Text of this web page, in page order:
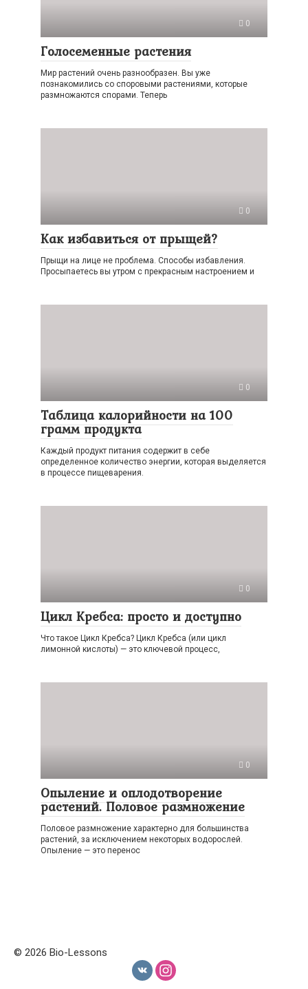
0
Голосеменные растения
Мир растений очень разнообразен. Вы уже
познакомились со споровыми растениями, которые
размножаются спорами. Теперь
0
Как избавиться от прыщей?
Прыщи на лице не проблема. Способы избавления.
Просыпаетесь вы утром с прекрасным настроением и
0
Таблица калорийности на 100
грамм продукта
Каждый продукт питания содержит в себе
определенное количество энергии, которая выделяется
в процессе пищеварения.
0
Цикл Кребса: просто и доступно
Что такое Цикл Кребса? Цикл Кребса (или цикл
лимонной кислоты) — это ключевой процесс,
0
Опыление и оплодотворение
растений. Половое размножение
Половое размножение характерно для большинства
растений, за исключением некоторых водорослей.
Опыление — это перенос
© 2026 Bio-Lessons